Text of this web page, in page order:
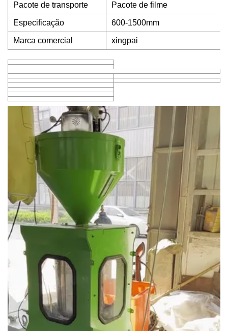
Pacote de transporte Pacote de filme
Especificação 600-1500mm
Marca comercial xingpai